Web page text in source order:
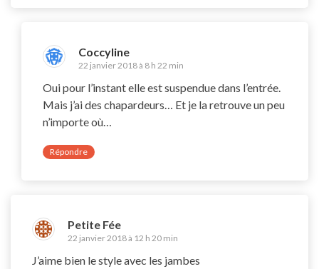
Coccyline
22 janvier 2018 à 8 h 22 min
Oui pour l’instant elle est suspendue dans l’entrée.
Mais j’ai des chapardeurs… Et je la retrouve un peu
n’importe où…
Répondre
Petite Fée
22 janvier 2018 à 12 h 20 min
J’aime bien le style avec les jambes